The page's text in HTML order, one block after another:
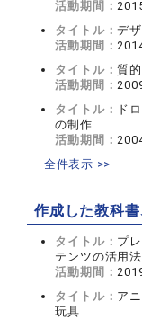
活動期間：
タイトル：デ
活動期間：
タイトル：質
活動期間：
タイトル： ド
の制作
活動期間：
全件表示 >>
作成した教科
タイトル： プ
テンツの活用法
活動期間：
タイトル： ア
玩具